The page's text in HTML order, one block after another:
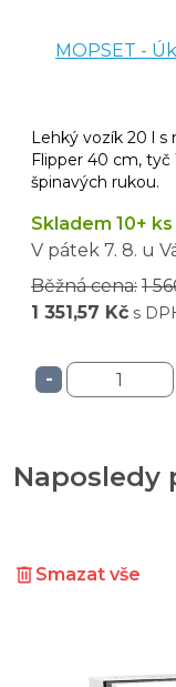
MOPSET -
Lehký vozík 20 l
Flipper 40 cm, tyč
špinavých rukou.
Skladem 10+ ks
V pátek 7. 8. u
Běžná cena: 1
1 351,57 Kč s
-
Naposledy
Smazat vše